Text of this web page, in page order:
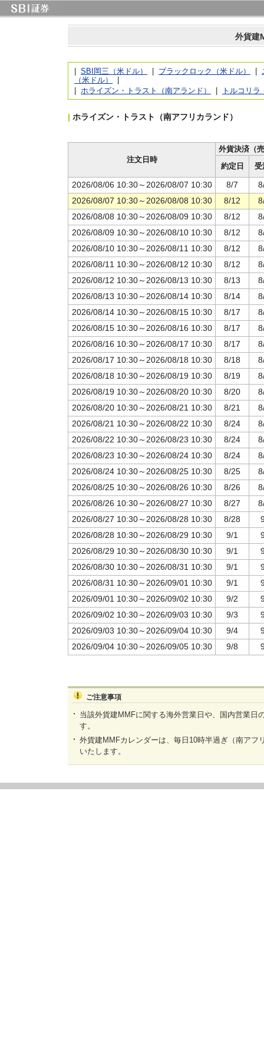
外貨建
SBI岡三（米ドル） ブラックロック（米ドル）
（米ドル）
ホライズン・トラスト（南アランド） トルコリ
ホライズン・トラスト（南アフリカランド）
注文日時
外貨決済（
約定日
受
2026/08/06 10:30～2026/08/07 10:30 8/7
2026/08/07 10:30～2026/08/08 10:30
8/12
2026/08/08 10:30～2026/08/09 10:30
8/12
2026/08/09 10:30～2026/08/10 10:30
8/12
2026/08/10 10:30～2026/08/11 10:30
8/12
2026/08/11 10:30～2026/08/12 10:30
8/12
2026/08/12 10:30～2026/08/13 10:30
8/13
2026/08/13 10:30～2026/08/14 10:30
8/14
2026/08/14 10:30～2026/08/15 10:30
8/17
2026/08/15 10:30～2026/08/16 10:30
8/17
2026/08/16 10:30～2026/08/17 10:30
8/17
2026/08/17 10:30～2026/08/18 10:30
8/18
2026/08/18 10:30～2026/08/19 10:30
8/19
2026/08/19 10:30～2026/08/20 10:30
8/20
2026/08/20 10:30～2026/08/21 10:30
8/21
2026/08/21 10:30～2026/08/22 10:30
8/24
2026/08/22 10:30～2026/08/23 10:30
8/24
2026/08/23 10:30～2026/08/24 10:30
8/24
2026/08/24 10:30～2026/08/25 10:30
8/25
2026/08/25 10:30～2026/08/26 10:30
8/26
2026/08/26 10:30～2026/08/27 10:30
8/27
2026/08/27 10:30～2026/08/28 10:30
8/28
2026/08/28 10:30～2026/08/29 10:30
9/1
2026/08/29 10:30～2026/08/30 10:30
9/1
2026/08/30 10:30～2026/08/31 10:30
9/1
2026/08/31 10:30～2026/09/01 10:30
9/1
2026/09/01 10:30～2026/09/02 10:30
9/2
2026/09/02 10:30～2026/09/03 10:30
9/3
2026/09/03 10:30～2026/09/04 10:30
9/4
2026/09/04 10:30～2026/09/05 10:30
9/8
ご注意事項
当該外貨建MMFに関する海外営業日や、国内営業日
す。
外貨建MMFカレンダーは、毎日10時半過ぎ（南ア
いたします。